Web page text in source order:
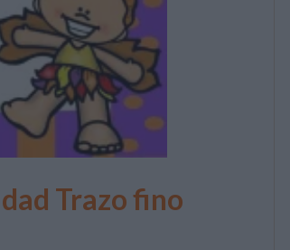
Trazo fino